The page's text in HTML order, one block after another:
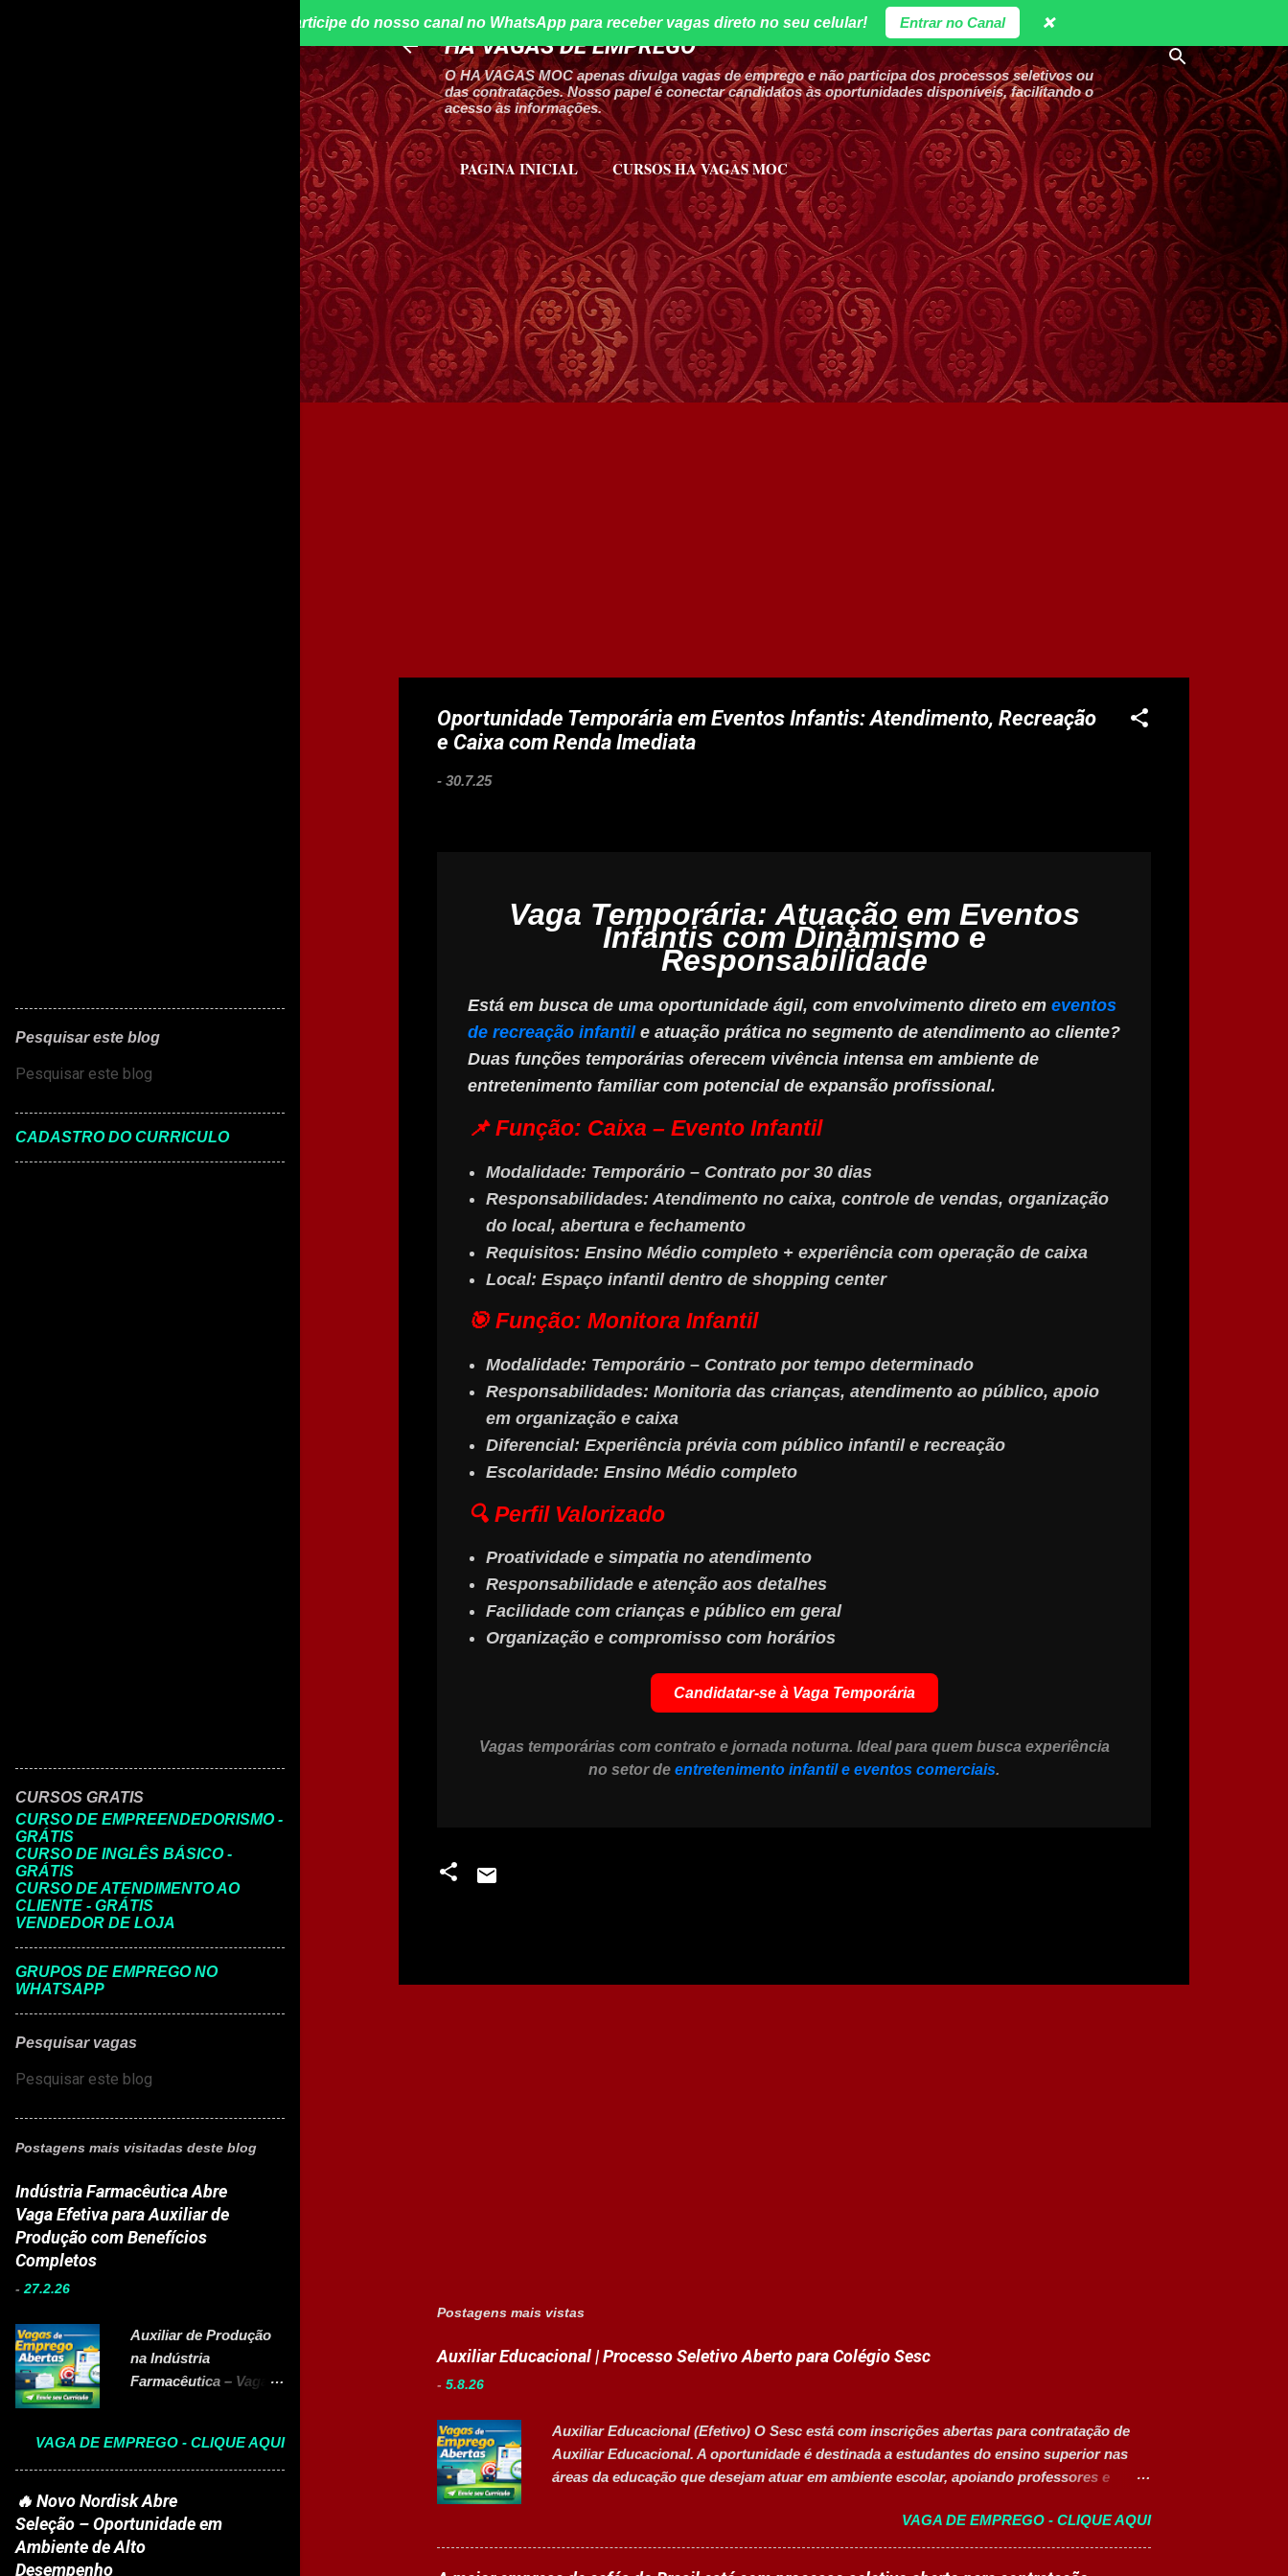
Pular para o conteúdo principal
HA VAGAS DE EMPREGO
O HA VAGAS MOC apenas divulga vagas de emprego e não participa dos processos seletivos ou
das contratações. Nosso papel é conectar candidatos às oportunidades disponíveis, facilitando o
acesso às informações.
📢 Participe do nosso canal no WhatsApp para receber vagas direto no seu celular! Entrar no Canal ❌
PAGINA INICIAL CURSOS HA VAGAS MOC
Oportunidade Temporária em Eventos Infantis: Atendimento, Recreação
e Caixa com Renda Imediata
- 30.7.25
Vaga Temporária: Atuação em Eventos
Infantis com Dinamismo e
Responsabilidade
Está em busca de uma oportunidade ágil, com envolvimento direto em eventos
de recreação infantile atuação prática no segmento de atendimento ao cliente?
Duas funções temporárias oferecem vivência intensa em ambiente de
entretenimento familiar com potencial de expansão profissional.
📌 Função: Caixa – Evento Infantil
Modalidade: Temporário – Contrato por 30 dias
Responsabilidades: Atendimento no caixa, controle de vendas, organização
do local, abertura e fechamento
Requisitos: Ensino Médio completo + experiência com operação de caixa
Local: Espaço infantil dentro de shopping center
🎯 Função: Monitora Infantil
Modalidade: Temporário – Contrato por tempo determinado
Responsabilidades: Monitoria das crianças, atendimento ao público, apoio
em organização e caixa
Diferencial: Experiência prévia com público infantil e recreação
Escolaridade: Ensino Médio completo
🔍 Perfil Valorizado
Proatividade e simpatia no atendimento
Responsabilidade e atenção aos detalhes
Facilidade com crianças e público em geral
Organização e compromisso com horários
Candidatar-se à Vaga Temporária
Vagas temporárias com contrato e jornada noturna. Ideal para quem busca experiência
no setor de entretenimento infantil e eventos comerciais.
Postagens mais vistas
Auxiliar Educacional | Processo Seletivo Aberto para Colégio Sesc
- 5.8.26
Auxiliar Educacional (Efetivo) O Sesc está com inscrições abertas para contratação de
Auxiliar Educacional. A oportunidade é destinada a estudantes do ensino superior nas
áreas da educação que desejam atuar em ambiente escolar, apoiando professores e
Empresa: Sesc Tipo de contratação: Efetivo (CLT) Modelo de trabalho: Presencial
Inscrições até: 11 de agosto de 2026 Vaga inclusiva para Pessoas com Deficiência (PcD).
Principais atividades Apoiar professores durante atividades pedagógicas. Auxiliar
VAGA DE EMPREGO - CLIQUE AQUI
Pesquisar este blog
CADASTRO DO CURRICULO
CURSOS GRATIS
CURSO DE EMPREENDEDORISMO -
GRÁTIS
CURSO DE INGLÊS BÁSICO -
GRÁTIS
CURSO DE ATENDIMENTO AO
CLIENTE - GRÁTIS
VENDEDOR DE LOJA
GRUPOS DE EMPREGO NO
WHATSAPP
Pesquisar vagas
Postagens mais visitadas deste blog
Indústria Farmacêutica Abre
Vaga Efetiva para Auxiliar de
Produção com Benefícios
Completos
-27.2.26
Auxiliar de Produção
na Indústria
Farmacêutica – Vaga
, multinacional
brasileira presente em
22 países e referência
no setor farmacêutico,
está com vaga aberta
VAGA DE EMPREGO - CLIQUE AQUI
🔥 Novo Nordisk Abre
Seleção – Oportunidade em
Ambiente de Alto
Desempenho